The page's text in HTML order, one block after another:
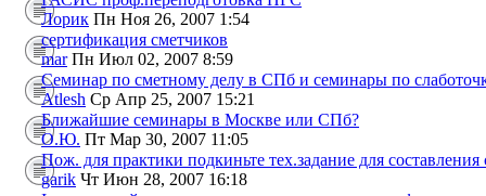
Лорик Пн Ноя 26, 2007 1:54
сертификация сметчиков
marПн Июл 02, 2007 8:59
Семинар по сметному делу в СПб и семинары по
Atlesh Ср Апр 25, 2007 15:21
Ближайшие семинары в Москве или СПб?
О.Ю. Пт Мар 30, 2007 11:05
Пож. для практики подкиньте тех.задание для составления
garik Чт Июн 28, 2007 16:18